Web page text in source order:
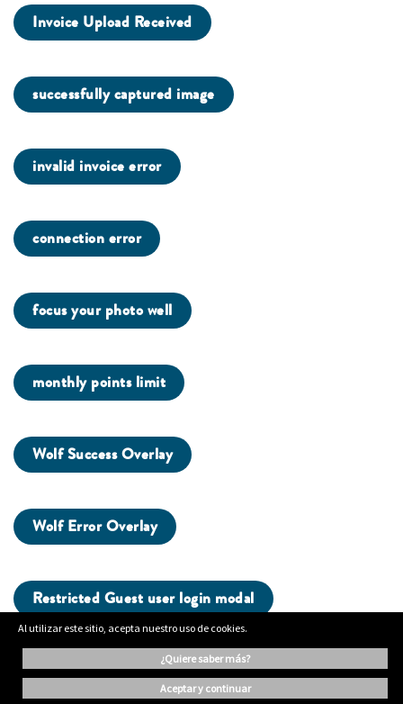
Invoice Upload Received
successfully captured image
invalid invoice error
connection error
focus your photo well
monthly points limit
Wolf Success Overlay
Wolf Error Overlay
Restricted Guest user login modal
Al utilizar este sitio, acepta nuestro uso de cookies.
¿quiere saber más?
aceptar y continuar